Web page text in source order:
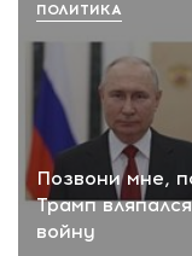
Позвони мне,
Трамп
войну
ПОЛИТИКА